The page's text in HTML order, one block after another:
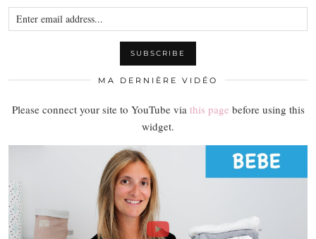
MA DERNIÈRE VIDÉO
Please connect your site to YouTube via this page before using this
widget.